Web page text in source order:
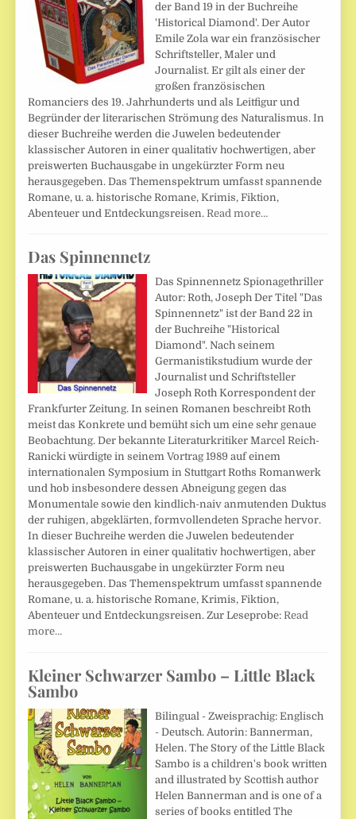
der Band 19 in der Buchreihe
'Historical Diamond'. Der Autor
Emile Zola war ein französischer
Schriftsteller, Maler und
Journalist. Er gilt als einer der
großen französischen
Romanciers des 19. Jahrhunderts und als Leitfigur und
Begründer der literarischen Strömung des Naturalismus. In
dieser Buchreihe werden die Juwelen bedeutender
klassischer Autoren in einer qualitativ hochwertigen, aber
preiswerten Buchausgabe in ungekürzter Form neu
herausgegeben. Das Themenspektrum umfasst spannende
Romane, u. a. historische Romane, Krimis, Fiktion,
Abenteuer und Entdeckungsreisen.Read more…
Das Spinnennetz
Das Spinnennetz Spionagethriller
Autor: Roth, Joseph Der Titel "Das
Spinnennetz" ist der Band 22 in
der Buchreihe "Historical
Diamond". Nach seinem
Germanistikstudium wurde der
Journalist und Schriftsteller
Joseph Roth Korrespondent der
Frankfurter Zeitung. In seinen Romanen beschreibt Roth
meist das Konkrete und bemüht sich um eine sehr genaue
Beobachtung. Der bekannte Literaturkritiker Marcel Reich-
Ranicki würdigte in seinem Vortrag 1989 auf einem
internationalen Symposium in Stuttgart Roths Romanwerk
und hob insbesondere dessen Abneigung gegen das
Monumentale sowie den kindlich-naiv anmutenden Duktus
der ruhigen, abgeklärten, formvollendeten Sprache hervor.
In dieser Buchreihe werden die Juwelen bedeutender
klassischer Autoren in einer qualitativ hochwertigen, aber
preiswerten Buchausgabe in ungekürzter Form neu
herausgegeben. Das Themenspektrum umfasst spannende
Romane, u. a. historische Romane, Krimis, Fiktion,
Abenteuer und Entdeckungsreisen. Zur Leseprobe:Read
more…
Kleiner Schwarzer Sambo – Little Black
Sambo
Bilingual - Zweisprachig: Englisch
- Deutsch. Autorin: Bannerman,
Helen. The Story of the Little Black
Sambo is a children's book written
and illustrated by Scottish author
Helen Bannerman and is one of a
series of books entitled The